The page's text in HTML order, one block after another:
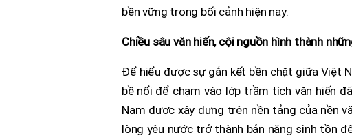
bền vững trong bối cảnh hiện nay.
Chiều sâu văn hiến, cội nguồn hình thành
Để hiểu được sự gắn kết bền chặt giữa Việt
bề nổi để chạm vào lớp trầm tích văn hiến
Nam được xây dựng trên nền tảng của nền
lòng yêu nước trở thành bản năng sinh tồn